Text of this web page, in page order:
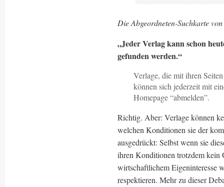
Die Abgeordneten-Suchkarte
„Jeder Verlag kann schon
gefunden werden.“
Verlage, die mit ihren
können sich jederzeit mit
Homepage “abmelden”.
Richtig. Aber: Verlage können
welchen Konditionen sie der
ausgedrückt: Selbst wenn sie
ihren Konditionen trotzdem kein
wirtschaftlichem Eigeninteresse
respektieren. Mehr zu dieser